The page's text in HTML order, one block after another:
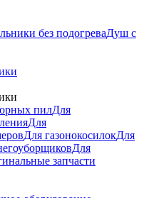
без подогреваДуш с
пилДля
Для
Для газонокосилокДля
Для
запчасти